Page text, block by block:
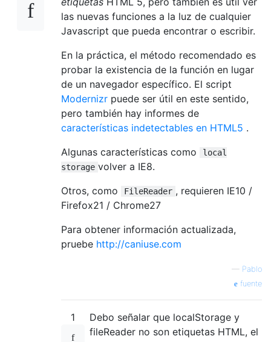
las nuevas funciones a la luz de cualquier
Javascript que pueda encontrar o escribir.
En la práctica, el método recomendado es
probar la existencia de la función en lugar
de un navegador específico. El script
Modernizr puede ser útil en este sentido,
pero también hay informes de
características indetectables en HTML5 .
Algunas características como
local
storage volver a IE8.
Otros, como
FileReader , requieren IE10 /
Firefox21 / Chrome27
Para obtener información actualizada,
pruebe http://caniuse.com
— Pablo
fuente
1
Debo señalar que localStorage y
fileReader no son etiquetas HTML, el